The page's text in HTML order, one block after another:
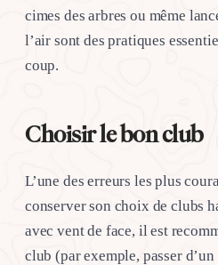
cimes des arbres ou même
l’air sont des pratiques
coup.
Choisir le bon club
L’une des erreurs les plus
conserver son choix de clubs
avec vent de face, il est
club (par exemple, passer